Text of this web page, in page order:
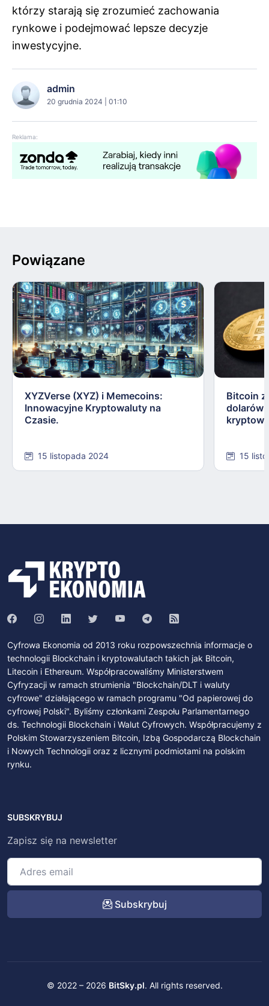
którzy starają się zrozumieć zachowania
rynkowe i podejmować lepsze decyzje
inwestycyjne.
admin
20 grudnia 2024 | 01:10
Reklama:
Powiązane
XYZVerse (XYZ) i Memecoins:
Innowacyjne Kryptowaluty na
Czasie.
15 listopada 2024
Bitcoin
dolarów:
15
Cyfrowa Ekonomia od 2013 roku rozpowszechnia informacje o
technologii Blockchain i kryptowalutach takich jak Bitcoin,
Litecoin i Ethereum. Współpracowaliśmy Ministerstwem
Cyfryzacji w ramach strumienia "Blockchain/DLT i waluty
cyfrowe" działającego w ramach programu "Od papierowej do
cyfrowej Polski". Byliśmy członkami Zespołu Parlamentarnego
ds. Technologii Blockchain i Walut Cyfrowych. Współpracujemy z
Polskim Stowarzyszeniem Bitcoin, Izbą Gospodarczą Blockchain
i Nowych Technologii oraz z licznymi podmiotami na polskim
rynku.
SUBSKRYBUJ
Zapisz się na newsletter
Subskrybuj
© 2022 – 2026 BitSky.pl. All rights reserved.